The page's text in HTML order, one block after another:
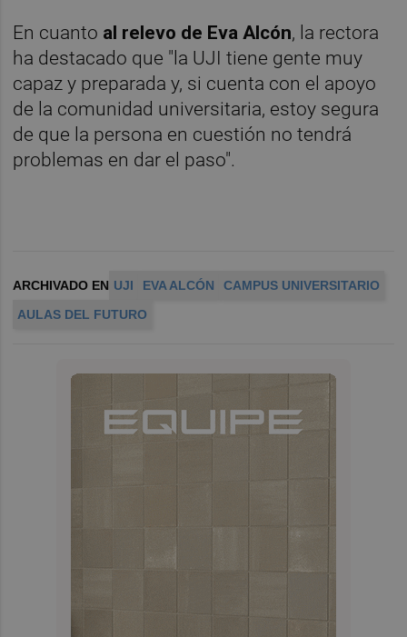
En cuanto al relevo de Eva Alcón, la rectora
ha destacado que "la UJI tiene gente muy
capaz y preparada y, si cuenta con el apoyo
de la comunidad universitaria, estoy segura
de que la persona en cuestión no tendrá
problemas en dar el paso".
ARCHIVADO EN UJI EVA ALCÓN
CAMPUS UNIVERSITARIO
AULAS DEL FUTURO